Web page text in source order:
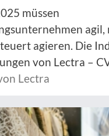
müssen
agil,
agieren. Die
von Lectra –
Lectra